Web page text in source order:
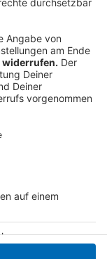
Tageslicht